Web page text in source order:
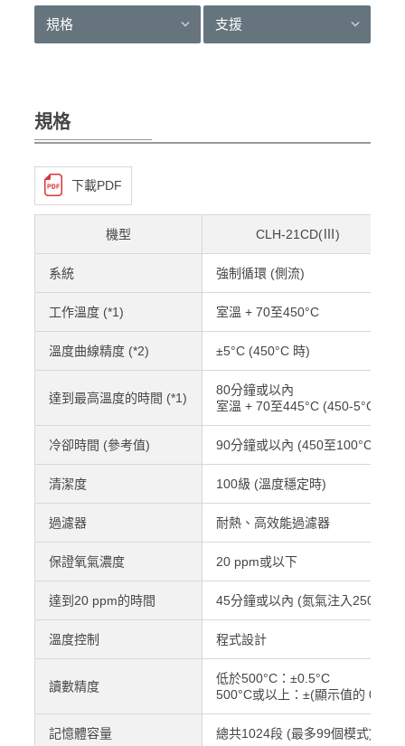
規格 支援
規格
下載PDF
機型 CLH-21CD(Ⅲ)
系統 強制循環 (側流)
工作溫度 (*1) 室溫 + 70至450°C
溫度曲線精度 (*2) ±5°C (450°C 時)
達到最高溫度的時間 (*1)
80分鐘或以內
室溫 + 70至445°C (450-5°C)
冷卻時間 (參考值) 90分鐘或以內 (450至100°C)
清潔度 100級 (溫度穩定時)
過濾器 耐熱、高效能過濾器
保證氧氣濃度 20 ppm或以下
達到20 ppm的時間 45分鐘或以內 (氮氣注入250 L/
溫度控制 程式設計
讀數精度
低於500°C：±0.5°C
500°C或以上：±(顯示值的 0.1%)
記憶體容量 總共1024段 (最多99個模式)